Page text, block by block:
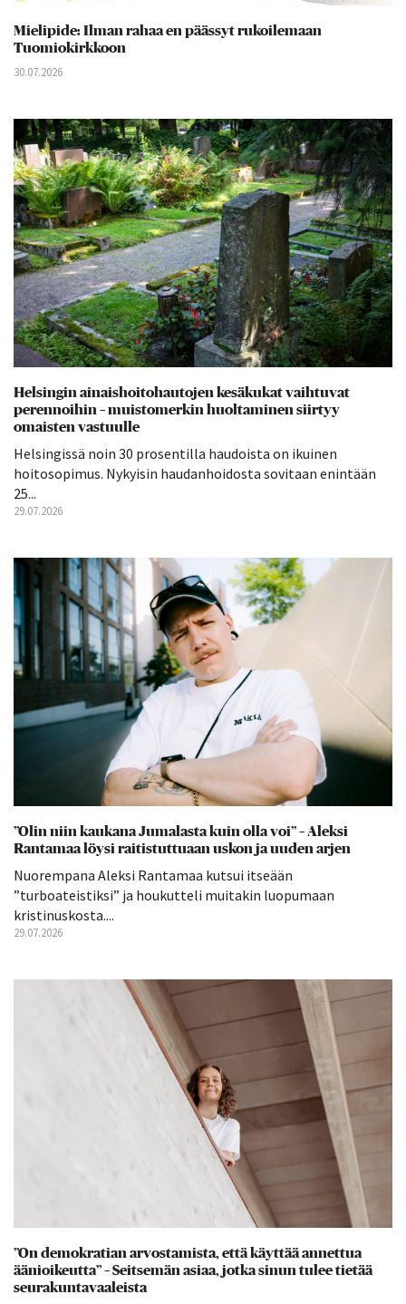
Mielipide: Ilman rahaa en päässyt rukoilemaan
Tuomiokirkkoon
30.07.2026
Helsingin ainaishoitohautojen kesäkukat vaihtuvat
perennoihin – muistomerkin huoltaminen siirtyy
omaisten vastuulle
Helsingissä noin 30 prosentilla haudoista on ikuinen
hoitosopimus. Nykyisin haudanhoidosta sovitaan enintään
25...
29.07.2026
”Olin niin kaukana Jumalasta kuin olla voi” – Aleksi
Rantamaa löysi raitistuttuaan uskon ja uuden arjen
Nuorempana Aleksi Rantamaa kutsui itseään
”turboateistiksi” ja houkutteli muitakin luopumaan
kristinuskosta....
29.07.2026
”On demokratian arvostamista, että käyttää annettua
äänioikeutta” – Seitsemän asiaa, jotka sinun tulee tietää
seurakuntavaaleista